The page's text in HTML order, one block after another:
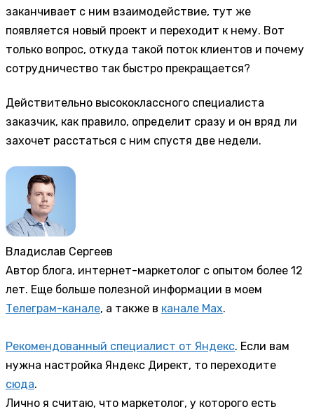
заканчивает с ним взаимодействие, тут же
появляется новый проект и переходит к нему. Вот
только вопрос, откуда такой поток клиентов и почему
сотрудничество так быстро прекращается?
Действительно высококлассного специалиста
заказчик, как правило, определит сразу и он вряд ли
захочет расстаться с ним спустя две недели.
Владислав Сергеев
Автор блога, интернет-маркетолог с опытом более 12
лет. Еще больше полезной информации в моем
Телеграм-канале, а также в канале Max.
Рекомендованный специалист от Яндекс. Если вам
нужна настройка Яндекс Директ, то переходите
сюда.
Лично я считаю, что маркетолог, у которого есть